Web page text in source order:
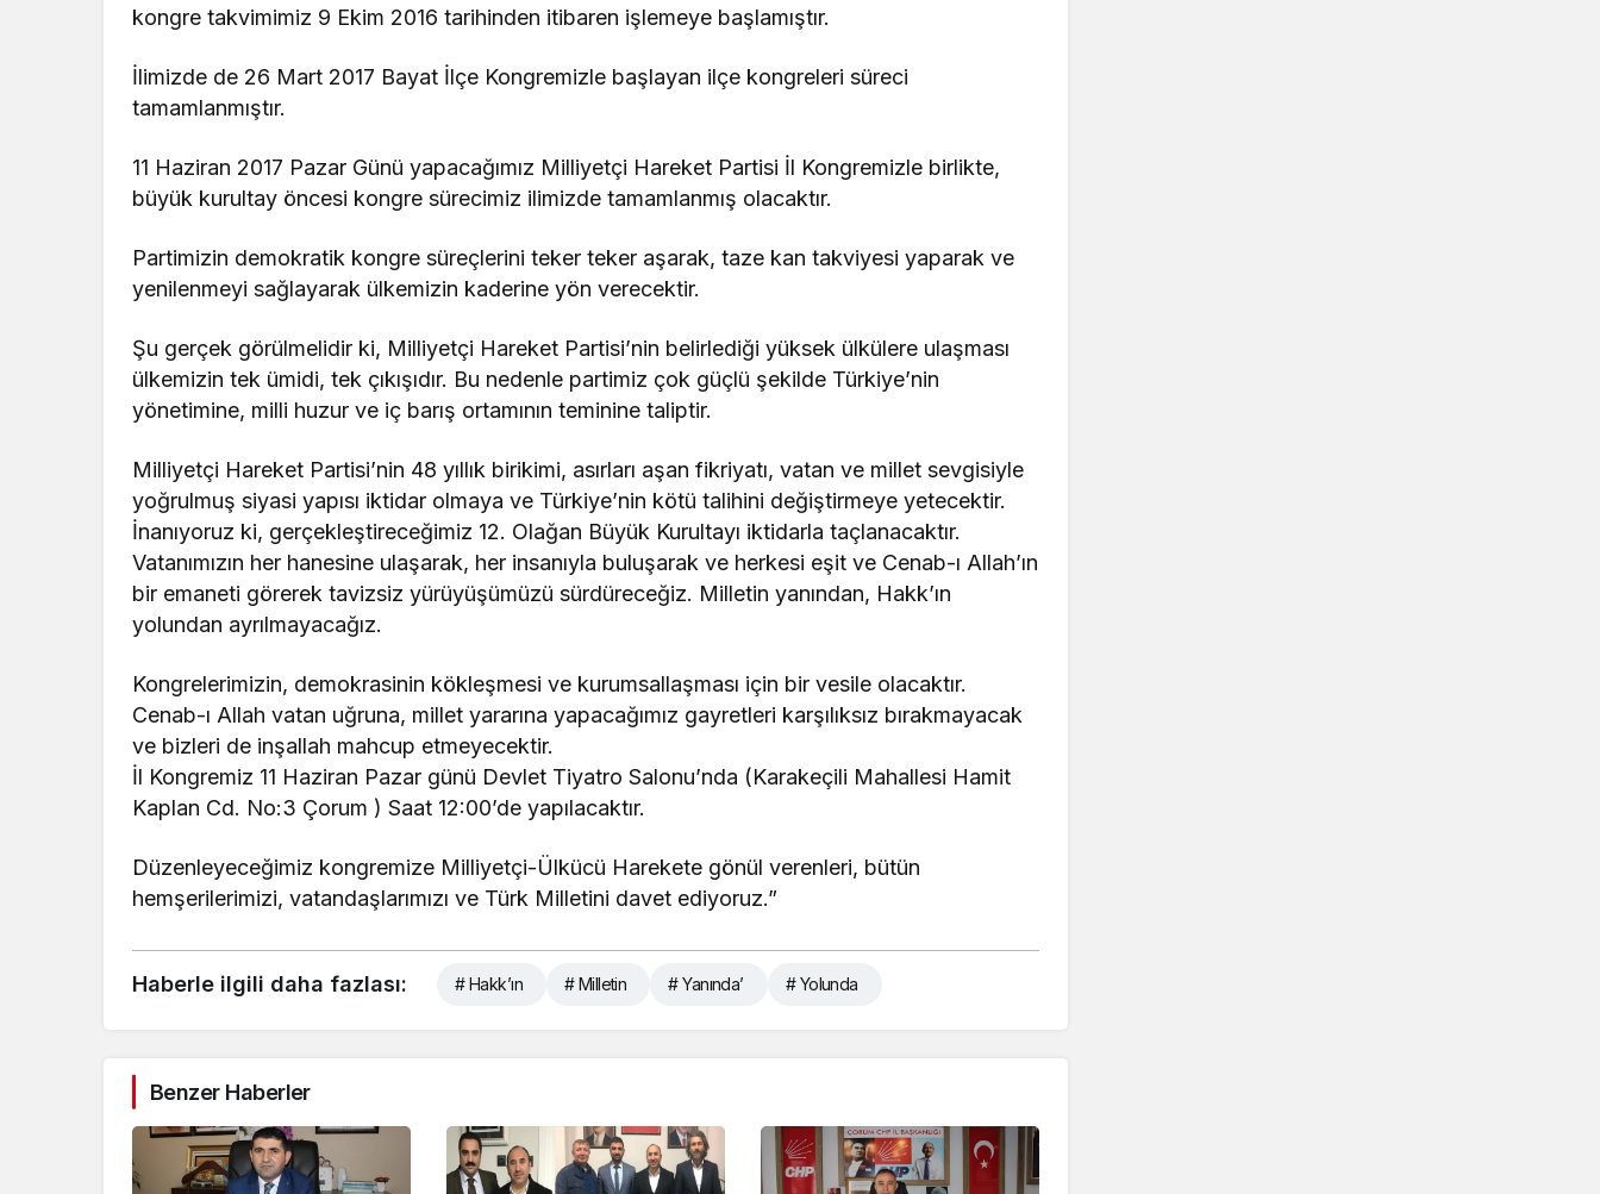
kongre takvimimiz 9 Ekim 2016 tarihinden itibaren işlemeye başlamıştır.
İlimizde de 26 Mart 2017 Bayat İlçe Kongremizle başlayan ilçe kongreleri süreci
tamamlanmıştır.
11 Haziran 2017 Pazar Günü yapacağımız Milliyetçi Hareket Partisi İl Kongremizle birlikte,
büyük kurultay öncesi kongre sürecimiz ilimizde tamamlanmış olacaktır.
Partimizin demokratik kongre süreçlerini teker teker aşarak, taze kan takviyesi yaparak ve
yenilenmeyi sağlayarak ülkemizin kaderine yön verecektir.
Şu gerçek görülmelidir ki, Milliyetçi Hareket Partisi’nin belirlediği yüksek ülkülere ulaşması
ülkemizin tek ümidi, tek çıkışıdır. Bu nedenle partimiz çok güçlü şekilde Türkiye’nin
yönetimine, milli huzur ve iç barış ortamının teminine taliptir.
Milliyetçi Hareket Partisi’nin 48 yıllık birikimi, asırları aşan fikriyatı, vatan ve millet sevgisiyle
yoğrulmuş siyasi yapısı iktidar olmaya ve Türkiye’nin kötü talihini değiştirmeye yetecektir.
İnanıyoruz ki, gerçekleştireceğimiz 12. Olağan Büyük Kurultayı iktidarla taçlanacaktır.
Vatanımızın her hanesine ulaşarak, her insanıyla buluşarak ve herkesi eşit ve Cenab-ı Allah’ın
bir emaneti görerek tavizsiz yürüyüşümüzü sürdüreceğiz. Milletin yanından, Hakk’ın
yolundan ayrılmayacağız.
Kongrelerimizin, demokrasinin kökleşmesi ve kurumsallaşması için bir vesile olacaktır.
Cenab-ı Allah vatan uğruna, millet yararına yapacağımız gayretleri karşılıksız bırakmayacak
ve bizleri de inşallah mahcup etmeyecektir.
İl Kongremiz 11 Haziran Pazar günü Devlet Tiyatro Salonu’nda (Karakeçili Mahallesi Hamit
Kaplan Cd. No:3 Çorum ) Saat 12:00’de yapılacaktır.
Düzenleyeceğimiz kongremize Milliyetçi-Ülkücü Harekete gönül verenleri, bütün
hemşerilerimizi, vatandaşlarımızı ve Türk Milletini davet ediyoruz.”
Haberle ilgili daha fazlası: # Hakk’ın # Milletin # Yanında’ # Yolunda
Benzer Haberler